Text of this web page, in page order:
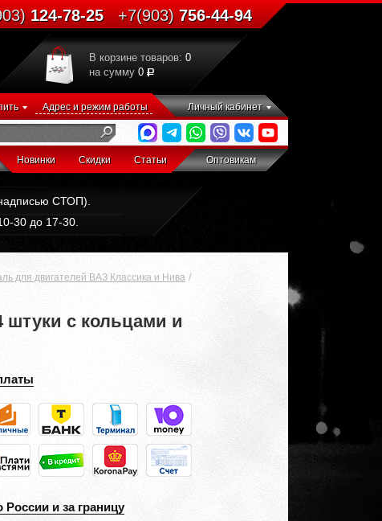
124-78-25 +7(903)756-44-94
В корзине товаров: 0
на сумму 0
Адрес и режим работы Личный кабинет
Новинки Скидки Статьи Оптовикам
СТОП).
30 до 17-30.
для двигателей ВАЗ Классика и Нива
штуки с кольцами и
России и за границу